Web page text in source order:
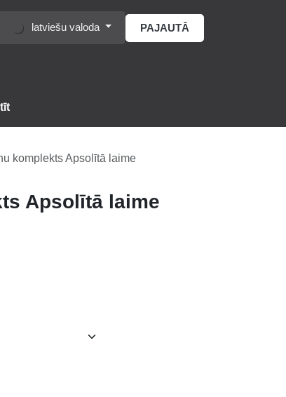
latviešu valoda PAJAUTĀ
komplekts Apsolītā laime
Apsolītā laime